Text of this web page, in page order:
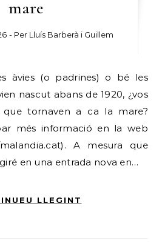
mare
- Per Lluís Barberà i Guillem
nascut abans de 1920, ¿vos
tornaven a ca la mare?
més informació en la web
A mesura que
en una entrada nova en…
LLEGINT